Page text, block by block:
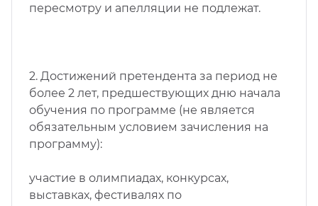
пересмотру и апелляции не подлежат.
2. Достижений претендента за период не
более 2 лет, предшествующих дню начала
обучения по программе (не является
обязательным условием зачисления на
программу):
участие в олимпиадах, конкурсах,
выставках, фестивалях по